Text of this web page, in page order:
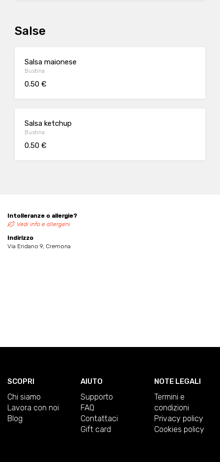
Salse
Salsa maionese
Bustina
0.50 €
Salsa ketchup
Bustina
0.50 €
Intolleranze o allergie?
Vedi info e allergeni
Indirizzo
Via Eridano 9, Cremona
SCOPRI
Chi siamo
Lavora con noi
Blog
AIUTO
Supporto
FAQ
Contattaci
Gift card
NOTE LEGALI
Termini e
condizioni
Privacy policy
Cookies policy